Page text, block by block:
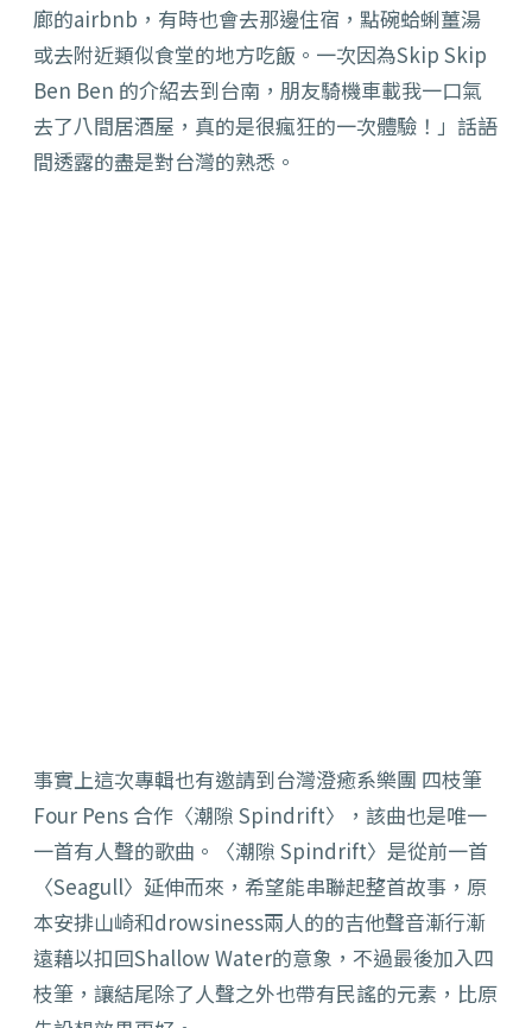
廊的airbnb，有時也會去那邊住宿，點碗蛤蜊薑湯
或去附近類似食堂的地方吃飯。一次因為Skip Skip
Ben Ben 的介紹去到台南，朋友騎機車載我一口氣
去了八間居酒屋，真的是很瘋狂的一次體驗！」話語
間透露的盡是對台灣的熟悉。
事實上這次專輯也有邀請到台灣澄癒系樂團 四枝筆
Four Pens 合作〈潮隙 Spindrift〉，該曲也是唯一
一首有人聲的歌曲。〈潮隙 Spindrift〉是從前一首
〈Seagull〉延伸而來，希望能串聯起整首故事，原
本安排山崎和drowsiness兩人的的吉他聲音漸行漸
遠藉以扣回Shallow Water的意象，不過最後加入四
枝筆，讓結尾除了人聲之外也帶有民謠的元素，比原